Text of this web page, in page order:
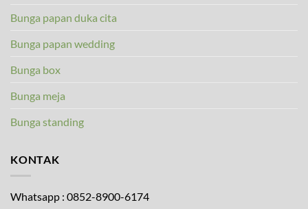
Bunga papan duka cita
Bunga papan wedding
Bunga box
Bunga meja
Bunga standing
KONTAK
Whatsapp : 0852-8900-6174